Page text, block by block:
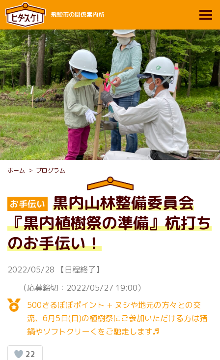
飛騨市の関係案内所
ホーム プログラム
お手伝い
黒内山林整備委員会
『黒内植樹祭の準備』杭打ち
のお手伝い！
2022/05/28
【日程終了】
（応募締切：2022/05/27 19:00）
500さるぼぼポイント + ヌシや地元の方々との交
流、6月5日(日)の植樹祭にご参加いただける方は猪
鍋やソフトクリーくをご馳走します♬
22